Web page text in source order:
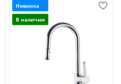
Новинка
В наличии